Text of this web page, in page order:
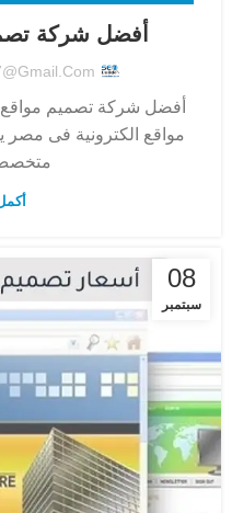
أفضل شركة
أفضل شركة تصميم
مواقع الكترونية فى
08
سبتمبر